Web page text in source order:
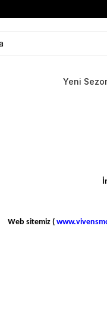
Yeni
Web sitemiz (